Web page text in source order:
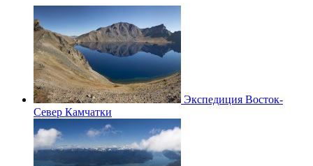
Экспедиция Восток-
Север Камчатки